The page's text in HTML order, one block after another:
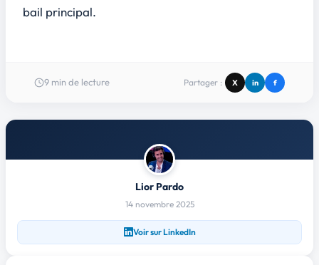
bail principal.
9 min de lecture Partager : X in f
Lior Pardo
14 novembre 2025
Voir sur LinkedIn